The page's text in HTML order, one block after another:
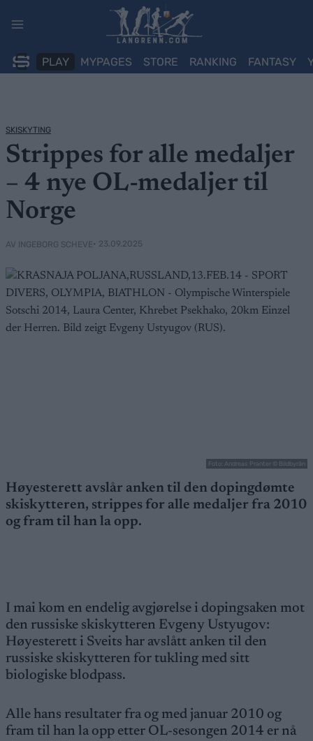
PLAY MYPAGES STORE RANKING FANTASY
SKISKYTING
Strippes for alle medaljer
– 4 nye OL-medaljer til
Norge
AV INGEBORG SCHEVE• 23.09.2025
Foto: Andreas Pranter © Bildbyrån
Høyesterett avslår anken til den dopingdømte
skiskytteren, strippes for alle medaljer fra 2010
og fram til han la opp.
I mai kom en endelig avgjørelse i dopingsaken mot
den russiske skiskytteren Evgeny Ustyugov:
Høyesterett i Sveits har avslått anken til den
russiske skiskytteren for tukling med sitt
biologiske blodpass.
Alle hans resultater fra og med januar 2010 og
fram til han la opp etter OL-sesongen 2014 er nå